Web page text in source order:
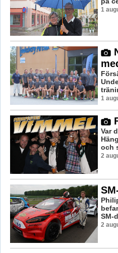
1
1
Var
och
2
SM-
2